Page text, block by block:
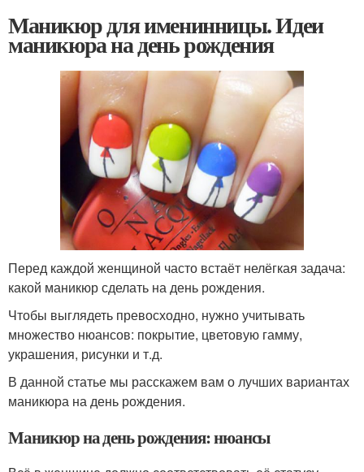
Маникюр для именинницы. Идеи
маникюра на день рождения
Перед каждой женщиной часто встаёт нелёгкая задача:
какой маникюр сделать на день рождения.
Чтобы выглядеть превосходно, нужно учитывать
множество нюансов: покрытие, цветовую гамму,
украшения, рисунки и т.д.
В данной статье мы расскажем вам о лучших вариантах
маникюра на день рождения.
Маникюр на день рождения: нюансы